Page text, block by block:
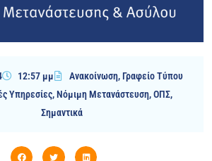
12:57 μμ Ανακοίνωση, Γραφείο Τύπου
Υπηρεσίες,Νόμιμη Μετανάστευση,ΟΠΣ,
Σημαντικά